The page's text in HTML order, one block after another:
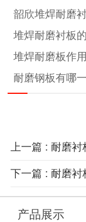
韶欣堆焊耐磨
堆焊耐磨衬板
堆焊耐磨板作
耐磨钢板有哪
上一篇 : 耐磨
下一篇 : 耐磨衬
产品展示